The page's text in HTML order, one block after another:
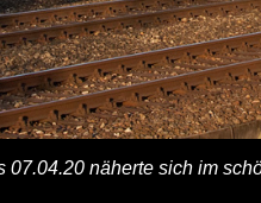
07.04.20 näherte sich im